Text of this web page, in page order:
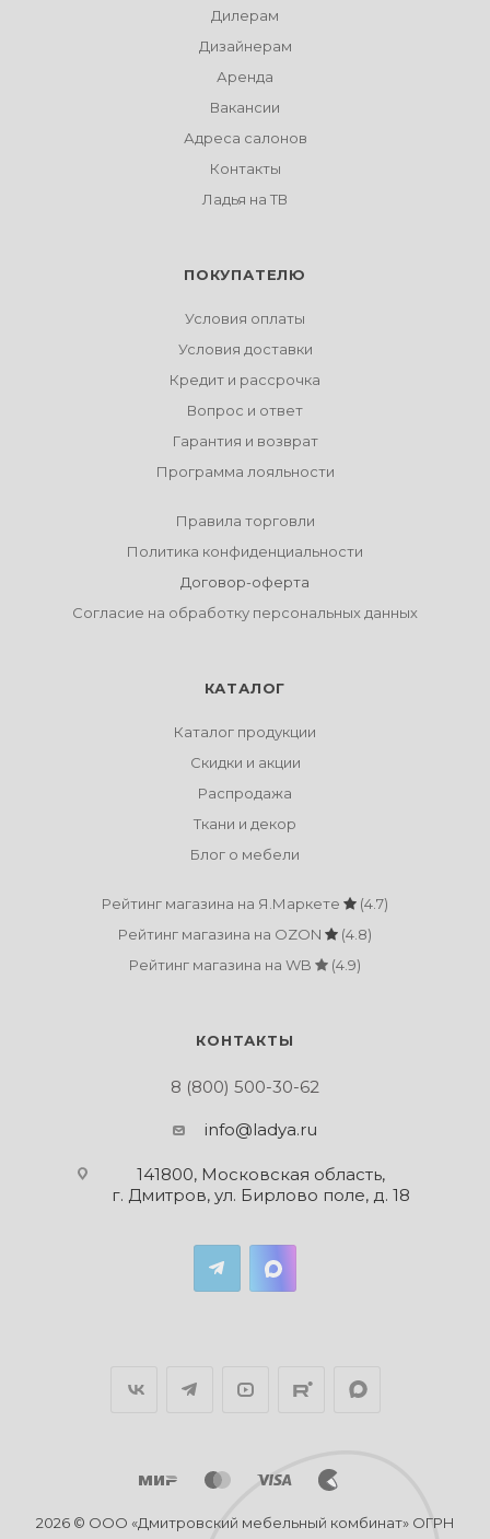
Дилерам
Дизайнерам
Аренда
Вакансии
Адреса салонов
Контакты
Ладья на ТВ
ПОКУПАТЕЛЮ
Условия оплаты
Условия доставки
Кредит и рассрочка
Вопрос и ответ
Гарантия и возврат
Программа лояльности
Правила торговли
Политика конфиденциальности
Договор-оферта
Согласие на обработку персональных данных
КАТАЛОГ
Каталог продукции
Скидки и акции
Распродажа
Ткани и декор
Блог о мебели
Рейтинг магазина на Я.Маркете
(4.7)
Рейтинг магазина на OZON
(4.8)
Рейтинг магазина на WB
(4.9)
КОНТАКТЫ
8 (800) 500-30-62
info@ladya.ru
141800, Московская область,
г. Дмитров, ул. Бирлово поле, д. 18
2026 © ООО «Дмитровский мебельный комбинат» ОГРН